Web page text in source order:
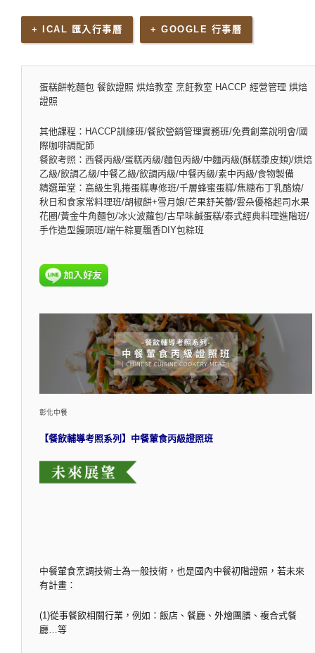
+ ICAL 匯入行事曆 + GOOGLE 行事曆
蛋糕餅乾麵包 餐飲證照 烘焙教室 烹飪教室 HACCP 經營管理 烘焙
證照
其他課程：HACCP訓練班/餐飲營銷管理實務班/免費創業說明會/國
際咖啡調配師
餐飲考照：西餐丙級/蛋糕丙級/麵包丙級/中麵丙級(酥糕漿皮類)/烘焙
乙級/飲調乙級/中餐乙級/飲調丙級/中餐丙級/素中丙級/食物製備
精選單堂：高級生乳捲蛋糕專修班/千層蜂蜜蛋糕/焦糖布丁乳酪燒/
秋日和食家常料理班/胡椒餅+雪月娘/芒果舒芙蕾/雲朵優格起司水果
花圈/黃金牛角麵包/冰火波蘿包/古早味鹹蛋糕/泰式經典料理進階班/
手作造型饅頭班/端午粽夏飄香DIY包粽班
彰化中餐
【餐飲輔導考照系列】中餐葷食丙級證照班
中餐葷食烹調技術士為一般技術，也是國內中餐初階證照，若未來
有計畫：
(1)從事餐飲相關行業，例如：飯店、餐廳、外燴團膳、複合式餐
廳…等